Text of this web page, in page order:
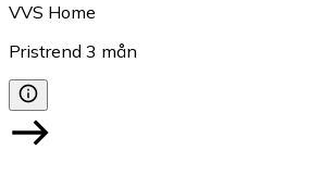
VVS Home
Pristrend 3 mån